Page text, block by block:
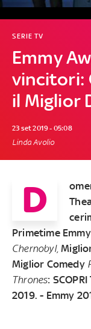
Emmy
vincitori:
il Miglior
SERIE TV
23 set 2019 - 05:08
Linda Avolio
D
Primetime
Chernobyl,
Miglior Comedy
Thrones:
2019. - Emmy